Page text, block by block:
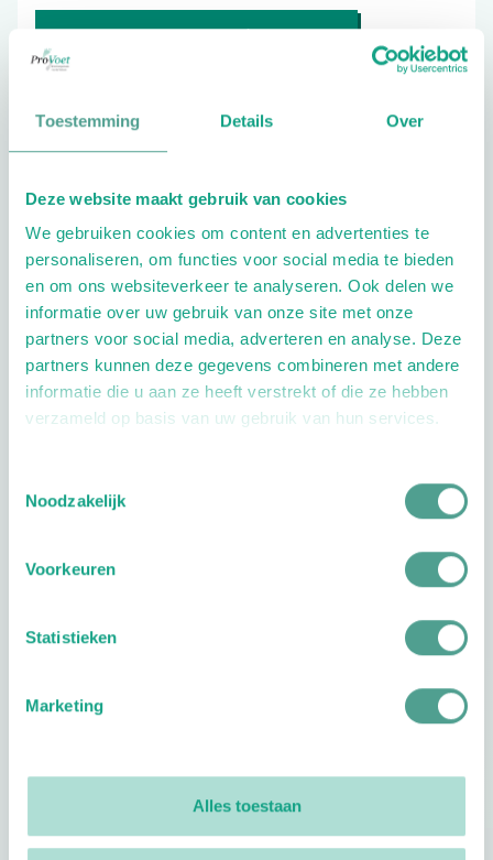
Toestemming Details Over
Deze website maakt gebruik van cookies
We gebruiken cookies om content en advertenties te
personaliseren, om functies voor social media te bieden
en om ons websiteverkeer te analyseren. Ook delen we
informatie over uw gebruik van onze site met onze
partners voor social media, adverteren en analyse. Deze
partners kunnen deze gegevens combineren met andere
informatie die u aan ze heeft verstrekt of die ze hebben
verzameld op basis van uw gebruik van hun services.
Noodzakelijk
Voorkeuren
Statistieken
Marketing
Alles toestaan
Bezoek de website
Schrijf ook een review
Aandachtsgebieden
Diabetes Reuma Sport Kinderen
Extra opties
Openingstijden
Reviews 0reviews
Footer